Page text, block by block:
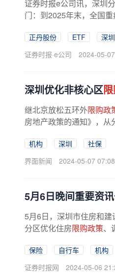
证券时报e公司讯，深圳
门：到2025年末，全国
正丹股份 ETF
深圳
证券时报·e公司
2024-05-
深圳优化非核心区
继北京放松五环外限购政
房地产政策的通知》，从
机构 深圳
社保
界面新闻
2024-05-07 07:08
5月6日晚间重要资
5月6日，深圳市住房和
分区优化住房限购政策、
保险 自行车
机构
证券时报网
2024-05-06